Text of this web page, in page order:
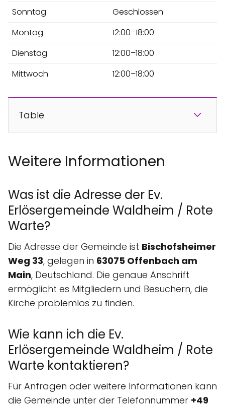
Sonntag
Geschlossen
Montag
12:00–18:00
Dienstag
12:00–18:00
Mittwoch
12:00–18:00
Table
Weitere Informationen
Was ist die Adresse der Ev.
Erlösergemeinde Waldheim / Rote
Warte?
Die Adresse der Gemeinde ist Bischofsheimer
Weg 33, gelegen in 63075 Offenbach am
Main, Deutschland. Die genaue Anschrift
ermöglicht es Mitgliedern und Besuchern, die
Kirche problemlos zu finden.
Wie kann ich die Ev.
Erlösergemeinde Waldheim / Rote
Warte kontaktieren?
Für Anfragen oder weitere Informationen kann
die Gemeinde unter der Telefonnummer +49